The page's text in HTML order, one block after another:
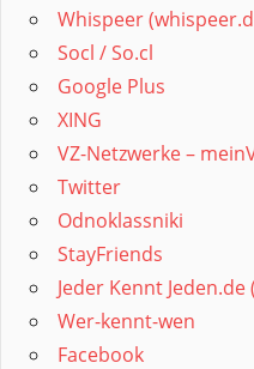
Whispeer
Socl / So.cl
Google Plus
XING
VZ-Netzwerke –
Twitter
Odnoklassniki
StayFriends
Jeder Kennt Jeden.de
Wer-kennt-wen
Facebook